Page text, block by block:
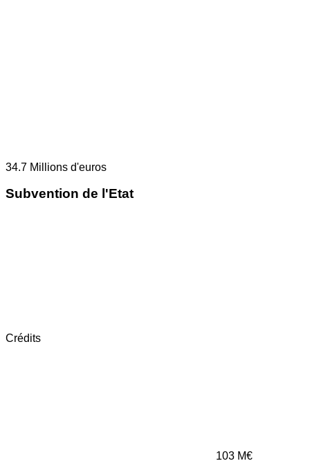
34.7 Millions d'euros
Subvention de l'Etat
Crédits
103 M€